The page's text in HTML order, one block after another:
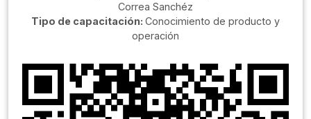
Correa Sanchéz
Tipo de capacitación: Conocimiento de producto y
operación